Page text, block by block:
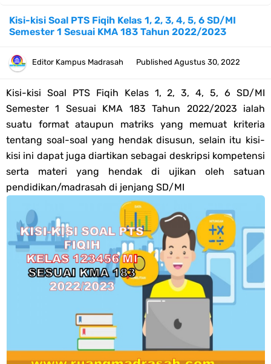
Bank Soal PAT Semester 2 Kelas 4 SD/MI Tahun 2026
Pendaftaran Akun Google Workspace bagi GTK Madrasah
Panduan GOOGLE WORKSPACE (GWS) Untuk Guru Madrasah
Bank Soal ASAT/PAT Kelas 5 SD/MI Kurikulum Merdeka Tahun 2026
Bank Soal PAT Kelas 6 SD/MI Semester 2 Kurikulum Merdeka Tahun
2026
Kisi-kisi Soal US/UM Jenjang SD/MI Tahun 2026 Lengkap
POS UM Jenjang MI, MTs Dan MA Tahun 2026
Jawaban Tugas Mandiri Dan Tugas Refleksi Modul Pedagogik SKI
PPG 2025
Jawaban Tugas Mandiri Dan Tugas Refleksi Modul Pedagogik Fiqih
PPG 2025
Kisi-kisi Soal PTS Fiqih Kelas 1, 2, 3, 4, 5, 6 SD/MI
Semester 1 Sesuai KMA 183 Tahun 2022/2023
Editor Kampus Madrasah Published Agustus 30, 2022
Kisi-kisi Soal PTS Fiqih Kelas 1, 2, 3, 4, 5, 6 SD/MI
Semester 1 Sesuai KMA 183 Tahun 2022/2023 ialah
suatu format ataupun matriks yang memuat kriteria
tentang soal-soal yang hendak disusun, selain itu kisi-
kisi ini dapat juga diartikan sebagai deskripsi kompetensi
serta materi yang hendak di ujikan oleh satuan
pendidikan/madrasah di jenjang SD/MI